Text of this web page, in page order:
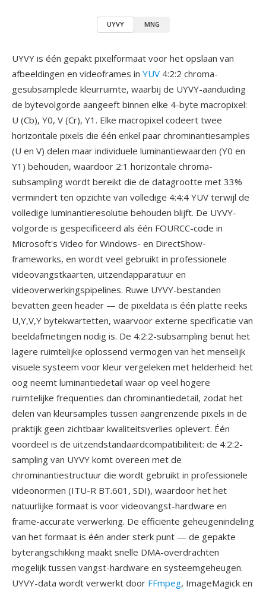
UYVY MNG
UYVY is één gepakt pixelformaat voor het opslaan van
afbeeldingen en videoframes in YUV 4:2:2 chroma-
gesubsamplede kleurruimte, waarbij de UYVY-aanduiding
de bytevolgorde aangeeft binnen elke 4-byte macropixel:
U (Cb), Y0, V (Cr), Y1. Elke macropixel codeert twee
horizontale pixels die één enkel paar chrominantiesamples
(U en V) delen maar individuele luminantiewaarden (Y0 en
Y1) behouden, waardoor 2:1 horizontale chroma-
subsampling wordt bereikt die de datagrootte met 33%
vermindert ten opzichte van volledige 4:4:4 YUV terwijl de
volledige luminantieresolutie behouden blijft. De UYVY-
volgorde is gespecificeerd als één FOURCC-code in
Microsoft's Video for Windows- en DirectShow-
frameworks, en wordt veel gebruikt in professionele
videovangstkaarten, uitzendapparatuur en
videoverwerkingspipelines. Ruwe UYVY-bestanden
bevatten geen header — de pixeldata is één platte reeks
U,Y,V,Y bytekwartetten, waarvoor externe specificatie van
beeldafmetingen nodig is. De 4:2:2-subsampling benut het
lagere ruimtelijke oplossend vermogen van het menselijk
visuele systeem voor kleur vergeleken met helderheid: het
oog neemt luminantiedetail waar op veel hogere
ruimtelijke frequenties dan chrominantiedetail, zodat het
delen van kleursamples tussen aangrenzende pixels in de
praktijk geen zichtbaar kwaliteitsverlies oplevert. Één
voordeel is de uitzendstandaardcompatibiliteit: de 4:2:2-
sampling van UYVY komt overeen met de
chrominantiestructuur die wordt gebruikt in professionele
videonormen (ITU-R BT.601, SDI), waardoor het het
natuurlijke formaat is voor videovangst-hardware en
frame-accurate verwerking. De efficiënte geheugenindeling
van het formaat is één ander sterk punt — de gepakte
byterangschikking maakt snelle DMA-overdrachten
mogelijk tussen vangst-hardware en systeemgeheugen.
UYVY-data wordt verwerkt door FFmpeg, ImageMagick en